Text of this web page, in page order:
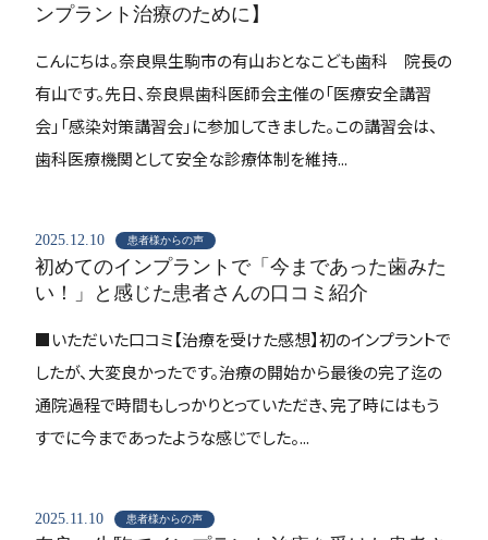
ンプラント治療のために】
こんにちは。奈良県生駒市の有山おとなこども歯科 院長の
有山です。先日、奈良県歯科医師会主催の「医療安全講習
会」「感染対策講習会」に参加してきました。この講習会は、
歯科医療機関として安全な診療体制を維持...
2025.12.10 患者様からの声
初めてのインプラントで「今まであった歯みた
い！」と感じた患者さんの口コミ紹介
■いただいた口コミ【治療を受けた感想】初のインプラントで
したが、大変良かったです。治療の開始から最後の完了迄の
通院過程で時間もしっかりとっていただき、完了時にはもう
すでに今まであったような感じでした。...
2025.11.10 患者様からの声